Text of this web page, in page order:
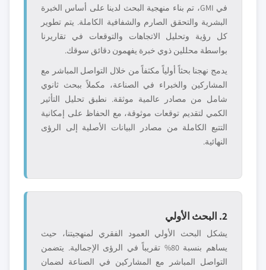
في GMI، تم بناء منهجية البحث لدينا على أساس الخبرة
البشرية والتحقق الصارم والشفافية الكاملة. يتم تطوير
كل رؤية وتحليل الاتجاهات والتوقعات في تقاريرنا
بواسطة محللين ذوي خبرة يفهمون دقائق سوقك.
يدمج نهجنا بحثاً أولياً مكثفاً من خلال التواصل المباشر مع
المشاركين والخبراء في الصناعة، مكملاً ببحث ثانوي
شامل من مصادر عالمية موثقة. نطبق تحليل التأثير
الكمي لتقديم توقعات موثوقة، مع الحفاظ على إمكانية
التتبع الكاملة من مصادر البيانات الأصلية إلى الرؤى
النهائية.
2. البحث الأولي
يشكل البحث الأولي العمود الفقري لمنهجيتنا، حيث
يساهم بنسبة 80% تقريباً في الرؤى الإجمالية. يتضمن
التواصل المباشر مع المشاركين في الصناعة لضمان